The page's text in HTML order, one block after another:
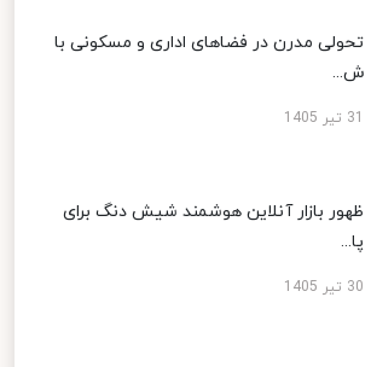
تحولی مدرن در فضاهای اداری و مسکونی با
ش...
ظهور بازار آنلاین هوشمند شیش دنگ برای
پا...
30 تیر 1405